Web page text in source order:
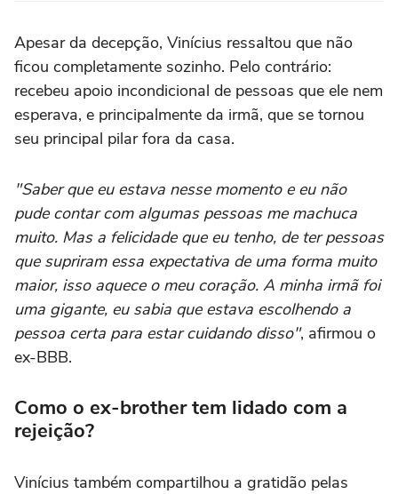
Apesar da decepção, Vinícius ressaltou que não
ficou completamente sozinho. Pelo contrário:
recebeu apoio incondicional de pessoas que ele nem
esperava, e principalmente da irmã, que se tornou
seu principal pilar fora da casa.
"Saber que eu estava nesse momento e eu não
pude contar com algumas pessoas me machuca
muito. Mas a felicidade que eu tenho, de ter pessoas
que supriram essa expectativa de uma forma muito
maior, isso aquece o meu coração. A minha irmã foi
uma gigante, eu sabia que estava escolhendo a
pessoa certa para estar cuidando disso", afirmou o
ex-BBB.
Como o ex-brother tem lidado com a
rejeição?
Vinícius também compartilhou a gratidão pelas